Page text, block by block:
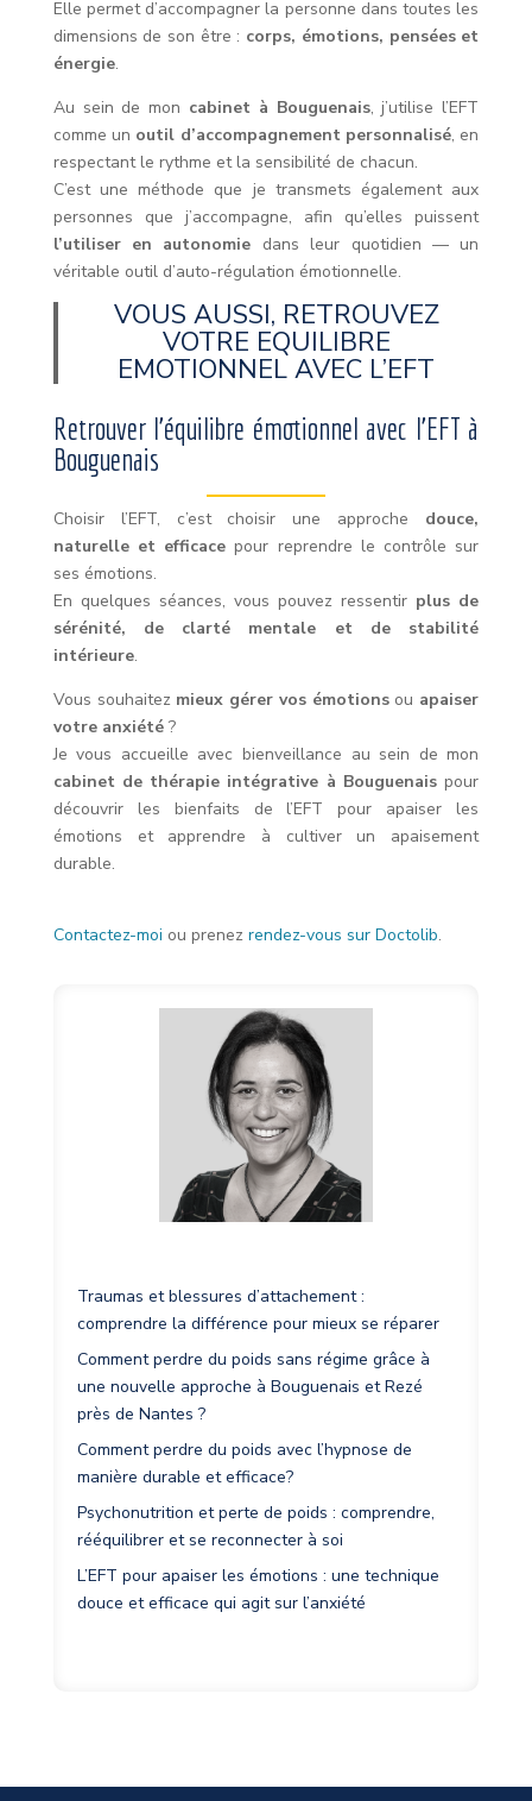
Elle permet d’accompagner la personne dans toutes les
dimensions de son être : corps, émotions, pensées et
énergie.
Au sein de mon cabinet à Bouguenais, j’utilise l’EFT
comme un outil d’accompagnement personnalisé, en
respectant le rythme et la sensibilité de chacun.
C’est une méthode que je transmets également aux
personnes que j’accompagne, afin qu’elles puissent
l’utiliser en autonomie dans leur quotidien — un
véritable outil d’auto-régulation émotionnelle.
VOUS AUSSI, RETROUVEZ
VOTRE EQUILIBRE
EMOTIONNEL AVEC L’EFT
Retrouver l’équilibre émotionnel avec l’EFT à
Bouguenais
Choisir l’EFT, c’est choisir une approche douce,
naturelle et efficace pour reprendre le contrôle sur
ses émotions.
En quelques séances, vous pouvez ressentir plus de
sérénité, de clarté mentale et de stabilité
intérieure.
Vous souhaitez mieux gérer vos émotionsou apaiser
votre anxiété?
Je vous accueille avec bienveillance au sein de mon
cabinet de thérapie intégrative à Bouguenaispour
découvrir les bienfaits de l’EFT pour apaiser les
émotions et apprendre à cultiver un apaisement
durable.
Contactez-moi ou prenez rendez-vous sur Doctolib.
Traumas et blessures d’attachement :
comprendre la différence pour mieux se réparer
Comment perdre du poids sans régime grâce à
une nouvelle approche à Bouguenais et Rezé
près de Nantes ?
Comment perdre du poids avec l’hypnose de
manière durable et efficace?
Psychonutrition et perte de poids : comprendre,
rééquilibrer et se reconnecter à soi
L’EFT pour apaiser les émotions : une technique
douce et efficace qui agit sur l’anxiété